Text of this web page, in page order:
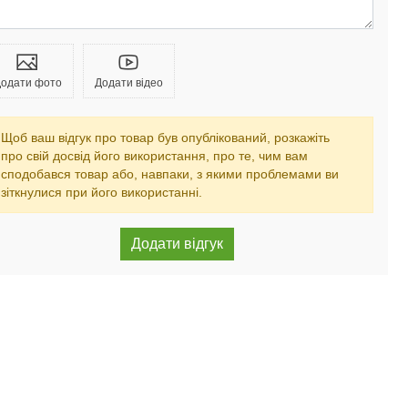
фото Додати відео
Щоб ваш відгук про товар був опублікований, розкажіть
про свій досвід його використання, про те, чим вам
сподобався товар або, навпаки, з якими проблемами ви
зіткнулися при його використанні.